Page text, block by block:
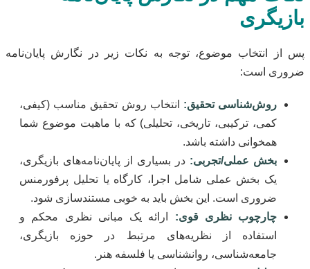
بازیگری
پس از انتخاب موضوع، توجه به نکات زیر در نگارش پایان‌نامه
ضروری است:
روش‌شناسی تحقیق: انتخاب روش تحقیق مناسب (کیفی،
کمی، ترکیبی، تاریخی، تحلیلی) که با ماهیت موضوع شما
همخوانی داشته باشد.
بخش عملی/تجربی: در بسیاری از پایان‌نامه‌های بازیگری،
یک بخش عملی شامل اجرا، کارگاه یا تحلیل پرفورمنس
ضروری است. این بخش باید به خوبی مستندسازی شود.
چارچوب نظری قوی: ارائه یک مبانی نظری محکم و
استفاده از نظریه‌های مرتبط در حوزه بازیگری،
جامعه‌شناسی، روانشناسی یا فلسفه هنر.